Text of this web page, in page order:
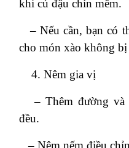
khi củ đậu chín mềm.
– Nếu cần, bạn có
cho món xào không
Nêm gia vị
– Thêm đường và
đều.
– Nêm nếm điều